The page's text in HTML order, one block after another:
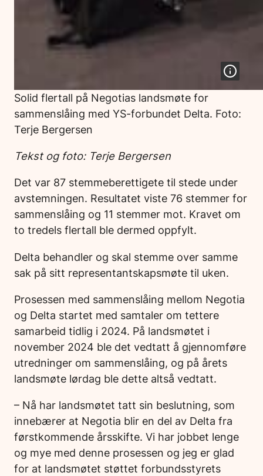
Solid flertall på Negotias landsmøte for
sammenslåing med YS-forbundet Delta. Foto:
Terje Bergersen
Tekst og foto: Terje Bergersen
Det var 87 stemmeberettigete til stede under
avstemningen. Resultatet viste 76 stemmer for
sammenslåing og 11 stemmer mot. Kravet om
to tredels flertall ble dermed oppfylt.
Delta behandler og skal stemme over samme
sak på sitt representantskapsmøte til uken.
Prosessen med sammenslåing mellom Negotia
og Delta startet med samtaler om tettere
samarbeid tidlig i 2024. På landsmøtet i
november 2024 ble det vedtatt å gjennomføre
utredninger om sammenslåing, og på årets
landsmøte lørdag ble dette altså vedtatt.
– Nå har landsmøtet tatt sin beslutning, som
innebærer at Negotia blir en del av Delta fra
førstkommende årsskifte. Vi har jobbet lenge
og mye med denne prosessen og jeg er glad
for at landsmøtet støttet forbundsstyrets